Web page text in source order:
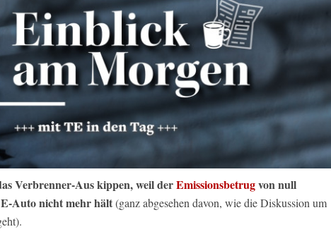
Verbrenner-Aus kippen, weil derEmissionsbetrugvon null
Auto nicht mehr hält(ganz abgesehen davon, wie die Diskussion um